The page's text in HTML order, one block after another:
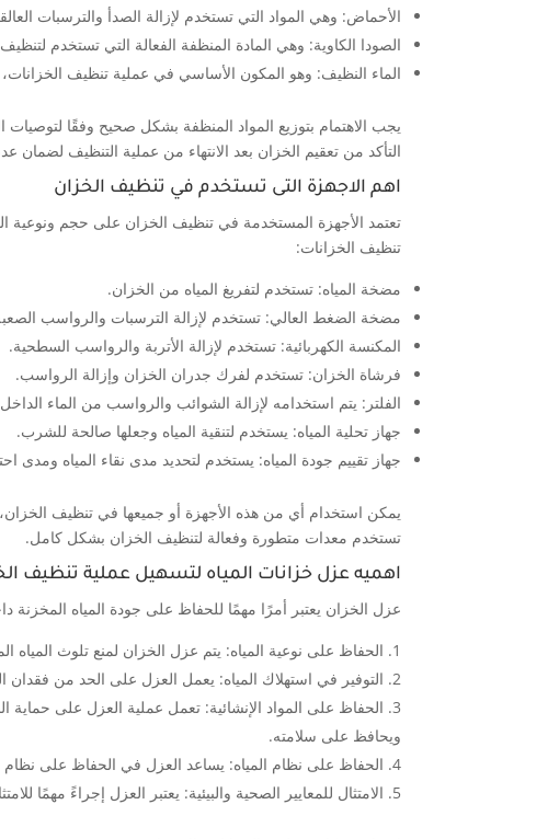
الأحماض: وهي المواد التي تستخدم لإزالة الصدأ والترسبات
الصودا الكاوية: وهي المادة المنظفة الفعالة التي تستخدم
الماء النظيف: وهو المكون الأساسي في عملية تنظيف
يجب الاهتمام بتوزيع المواد المنظفة بشكل صحيح وفقًا لتوصيات
التأكد من تعقيم الخزان بعد الانتهاء من عملية التنظيف
اهم الاجهزة التى تستخدم في تنظيف الخزان
تعتمد الأجهزة المستخدمة في تنظيف الخزان على حجم ونوعية
تنظيف الخزانات:
مضخة المياه: تستخدم لتفريغ المياه من الخزان.
مضخة الضغط العالي: تستخدم لإزالة الترسبات والرواسب
المكنسة الكهربائية: تستخدم لإزالة الأتربة والرواسب السطحية.
فرشاة الخزان: تستخدم لفرك جدران الخزان وإزالة الرواسب.
الفلتر: يتم استخدامه لإزالة الشوائب والرواسب من الماء
جهاز تحلية المياه: يستخدم لتنقية المياه وجعلها صالحة للشرب.
جهاز تقييم جودة المياه: يستخدم لتحديد مدى نقاء المياه ومدى
يمكن استخدام أي من هذه الأجهزة أو جميعها في تنظيف
تستخدم معدات متطورة وفعالة لتنظيف الخزان بشكل كامل.
اهميه عزل خزانات المياه لتسهيل عملية تنظيف
عزل الخزان يعتبر أمرًا مهمًا للحفاظ على جودة المياه المخزنة
الحفاظ على نوعية المياه: يتم عزل الخزان لمنع تلوث المياه
التوفير في استهلاك المياه: يعمل العزل على الحد من فقدان
الحفاظ على المواد الإنشائية: تعمل عملية العزل على حماية
ويحافظ على سلامته.
الحفاظ على نظام المياه: يساعد العزل في الحفاظ على
الامتثال للمعايير الصحية والبيئية: يعتبر العزل إجراءً مهمًا